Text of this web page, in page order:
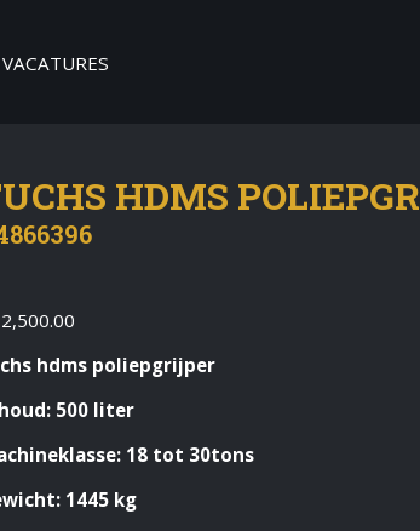
VACATURES
HDMS
hdms poliepgrijper
500 liter
18 tot 30tons
1445 kg